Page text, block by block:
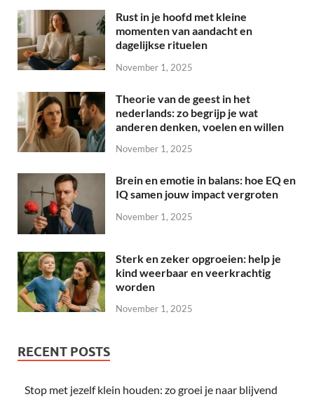
Rust in je hoofd met kleine
momenten van aandacht en
dagelijkse rituelen
November 1, 2025
Theorie van de geest in het
nederlands: zo begrijp je wat
anderen denken, voelen en willen
November 1, 2025
Brein en emotie in balans: hoe EQ en
IQ samen jouw impact vergroten
November 1, 2025
Sterk en zeker opgroeien: help je
kind weerbaar en veerkrachtig
worden
November 1, 2025
RECENT POSTS
Stop met jezelf klein houden: zo groei je naar blijvend